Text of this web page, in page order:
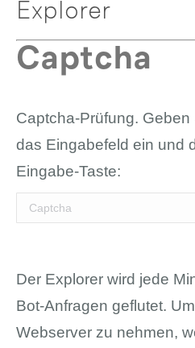
Explorer
Captcha
Captcha-Prüfung. Geben
das Eingabefeld ein und
Eingabe-Taste:
Der Explorer wird jede
Bot-Anfragen geflutet.
Webserver zu nehmen,